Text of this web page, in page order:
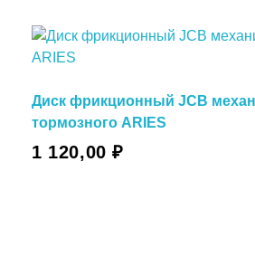
Диск фрикционный JCB
тормозного ARIES
1 120,00₽